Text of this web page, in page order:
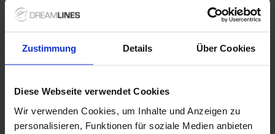
Zustimmung Details Über Cookies
Diese Webseite verwendet Cookies
Wir verwenden Cookies, um Inhalte und Anzeigen zu
personalisieren, Funktionen für soziale Medien anbieten
Niet inbegrepen diensten